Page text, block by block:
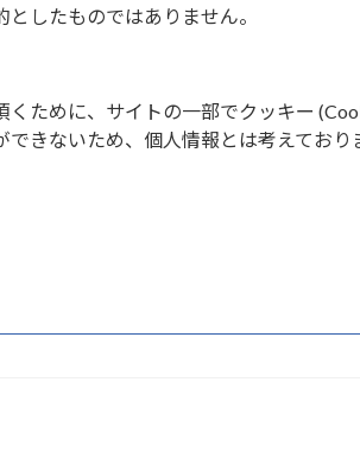
したものではありません。
ために、サイトの一部でクッキー
きないため、個人情報とは考えてお